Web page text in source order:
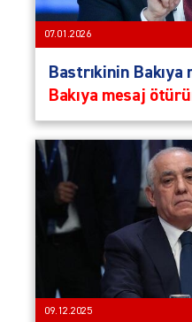
07.01.2026
Bastrıkinin Bakıya
Bakıya mesaj
09.12.2025